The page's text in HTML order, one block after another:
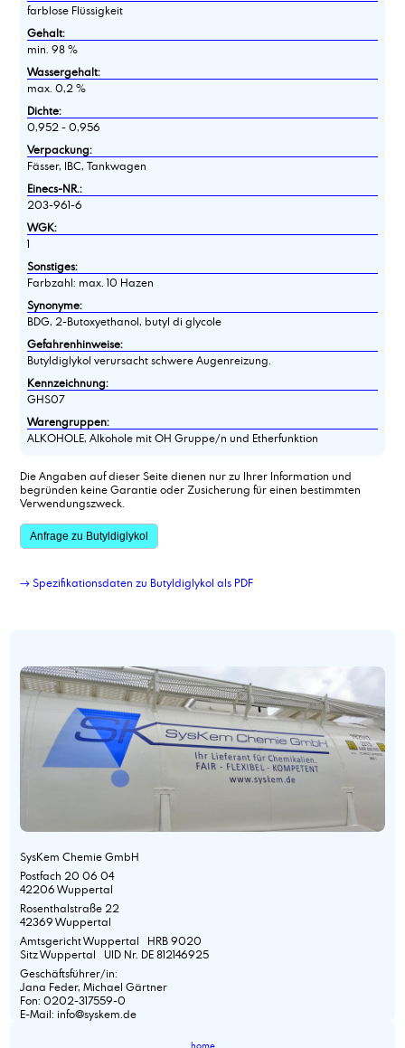
farblose Flüssigkeit
Gehalt:
min. 98 %
Wassergehalt:
max. 0,2 %
Dichte:
0,952 - 0,956
Verpackung:
Fässer, IBC, Tankwagen
Einecs-NR.:
203-961-6
WGK:
1
Sonstiges:
Farbzahl: max. 10 Hazen
Synonyme:
BDG, 2-Butoxyethanol, butyl di glycole
Gefahrenhinweise:
Butyldiglykol verursacht schwere Augenreizung.
Kennzeichnung:
GHS07
Warengruppen:
ALKOHOLE, Alkohole mit OH Gruppe/n und Etherfunktion
Die Angaben auf dieser Seite dienen nur zu Ihrer Information und
begründen keine Garantie oder Zusicherung für einen bestimmten
Verwendungszweck.
Anfrage zu Butyldiglykol
→ Spezifikationsdaten zu Butyldiglykol als PDF
SysKem Chemie GmbH
Postfach 20 06 04
42206 Wuppertal
Rosenthalstraße 22
42369 Wuppertal
Amtsgericht Wuppertal HRB 9020
Sitz Wuppertal UID Nr. DE 812146925
Geschäftsführer/in:
Jana Feder, Michael Gärtner
Fon: 0202-317559-0
E-Mail: info@syskem.de